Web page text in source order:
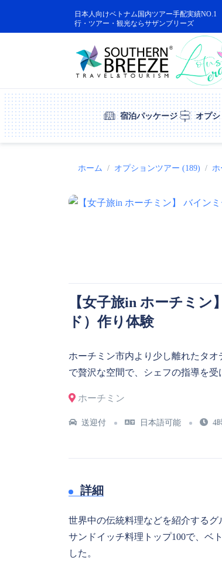
日本人向けベトナム国内ツアー手配実績
行・ツアー・観光ならサザンブリーズ
宿泊パッケージ オプ
ホーム オプションツアー (189) ホ
【女子旅in ホーチミ
ド）作り体験
ホーチミン市内より少し離れたタ
で贅沢な空間で、シェフの指導を受
ホーチミン
送迎付 日本語可能 4
詳細
世界中の伝統料理などを紹介するグ
サンドイッチ料理トップ100で、ベ
した。